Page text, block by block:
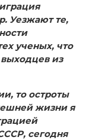
Уезжают те,
ученых, что
из
то остроты
жизни я
сегодня